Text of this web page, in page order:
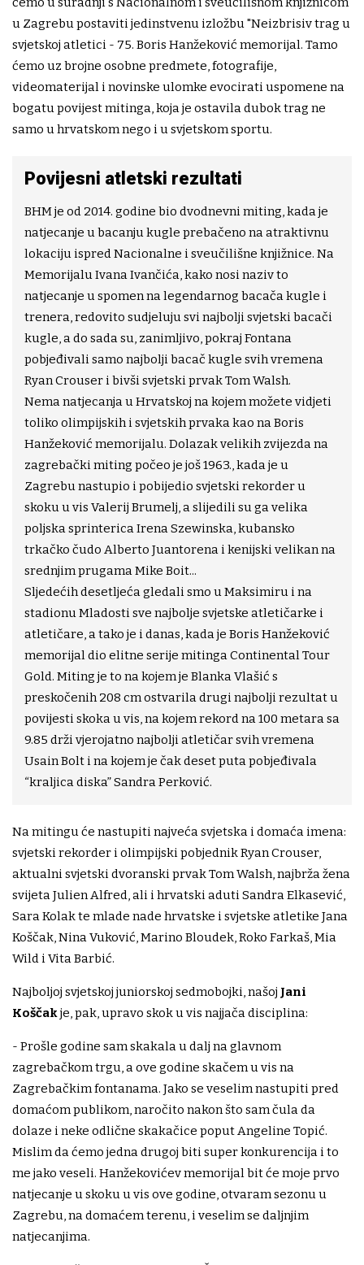
u Zagrebu postaviti jedinstvenu izložbu "Neizbrisiv trag u
svjetskoj atletici - 75. Boris Hanžeković memorijal. Tamo
ćemo uz brojne osobne predmete, fotografije,
videomaterijal i novinske ulomke evocirati uspomene na
bogatu povijest mitinga, koja je ostavila dubok trag ne
samo u hrvatskom nego i u svjetskom sportu.
Povijesni atletski rezultati
BHM je od 2014. godine bio dvodnevni miting, kada je
natjecanje u bacanju kugle prebačeno na atraktivnu
lokaciju ispred Nacionalne i sveučilišne knjižnice. Na
Memorijalu Ivana Ivančića, kako nosi naziv to
natjecanje u spomen na legendarnog bacača kugle i
trenera, redovito sudjeluju svi najbolji svjetski bacači
kugle, a do sada su, zanimljivo, pokraj Fontana
pobjeđivali samo najbolji bacač kugle svih vremena
Ryan Crouser i bivši svjetski prvak Tom Walsh.
Nema natjecanja u Hrvatskoj na kojem možete vidjeti
toliko olimpijskih i svjetskih prvaka kao na Boris
Hanžeković memorijalu. Dolazak velikih zvijezda na
zagrebački miting počeo je još 1963., kada je u
Zagrebu nastupio i pobijedio svjetski rekorder u
skoku u vis Valerij Brumelj, a slijedili su ga velika
poljska sprinterica Irena Szewinska, kubansko
trkačko čudo Alberto Juantorena i kenijski velikan na
srednjim prugama Mike Boit...
Sljedećih desetljeća gledali smo u Maksimiru i na
stadionu Mladosti sve najbolje svjetske atletičarke i
atletičare, a tako je i danas, kada je Boris Hanžeković
memorijal dio elitne serije mitinga Continental Tour
Gold. Miting je to na kojem je Blanka Vlašić s
preskočenih 208 cm ostvarila drugi najbolji rezultat u
povijesti skoka u vis, na kojem rekord na 100 metara sa
9.85 drži vjerojatno najbolji atletičar svih vremena
Usain Bolt i na kojem je čak deset puta pobjeđivala
“kraljica diska” Sandra Perković.
Na mitingu će nastupiti najveća svjetska i domaća imena:
svjetski rekorder i olimpijski pobjednik Ryan Crouser,
aktualni svjetski dvoranski prvak Tom Walsh, najbrža žena
svijeta Julien Alfred, ali i hrvatski aduti Sandra Elkasević,
Sara Kolak te mlade nade hrvatske i svjetske atletike Jana
Koščak, Nina Vuković, Marino Bloudek, Roko Farkaš, Mia
Wild i Vita Barbić.
Najboljoj svjetskoj juniorskoj sedmobojki, našoj Jani
Koščakje, pak, upravo skok u vis najjača disciplina:
- Prošle godine sam skakala u dalj na glavnom
zagrebačkom trgu, a ove godine skačem u vis na
Zagrebačkim fontanama. Jako se veselim nastupiti pred
domaćom publikom, naročito nakon što sam čula da
dolaze i neke odlične skakačice poput Angeline Topić.
Mislim da ćemo jedna drugoj biti super konkurencija i to
me jako veseli. Hanžekovićev memorijal bit će moje prvo
natjecanje u skoku u vis ove godine, otvaram sezonu u
Zagrebu, na domaćem terenu, i veselim se daljnjim
natjecanjima.